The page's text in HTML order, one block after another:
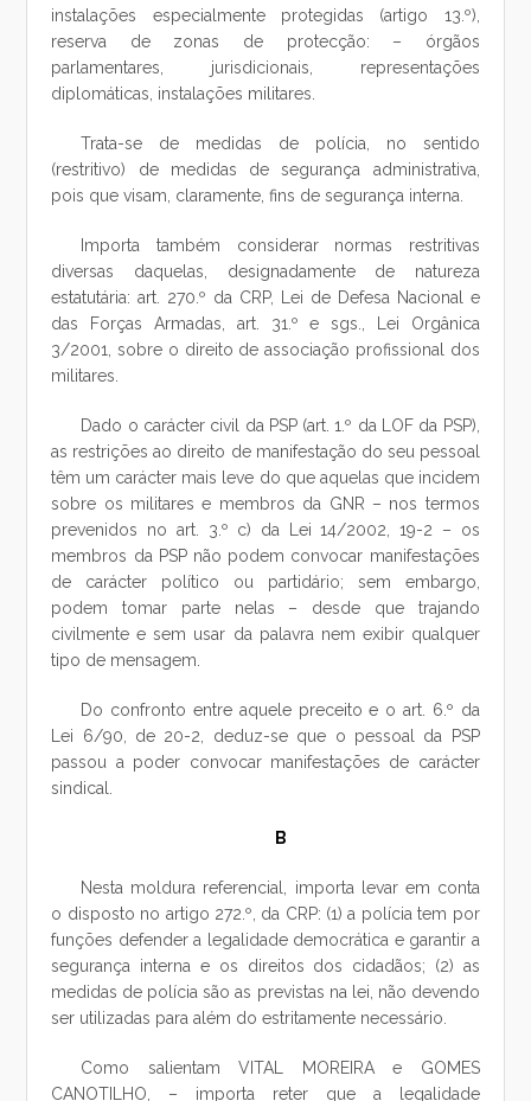
instalações especialmente protegidas (artigo 13.º),
reserva de zonas de protecção: – órgãos
parlamentares, jurisdicionais, representações
diplomáticas, instalações militares.
Trata-se de medidas de polícia, no sentido
(restritivo) de medidas de segurança administrativa,
pois que visam, claramente, fins de segurança interna.
Importa também considerar normas restritivas
diversas daquelas, designadamente de natureza
estatutária: art. 270.º da CRP, Lei de Defesa Nacional e
das Forças Armadas, art. 31.º e sgs., Lei Orgânica
3/2001, sobre o direito de associação profissional dos
militares.
Dado o carácter civil da PSP (art. 1.º da LOF da PSP),
as restrições ao direito de manifestação do seu pessoal
têm um carácter mais leve do que aquelas que incidem
sobre os militares e membros da GNR – nos termos
prevenidos no art. 3.º c) da Lei 14/2002, 19-2 – os
membros da PSP não podem convocar manifestações
de carácter político ou partidário; sem embargo,
podem tomar parte nelas – desde que trajando
civilmente e sem usar da palavra nem exibir qualquer
tipo de mensagem.
Do confronto entre aquele preceito e o art. 6.º da
Lei 6/90, de 20-2, deduz-se que o pessoal da PSP
passou a poder convocar manifestações de carácter
sindical.
B
Nesta moldura referencial, importa levar em conta
o disposto no artigo 272.º, da CRP: (1) a polícia tem por
funções defender a legalidade democrática e garantir a
segurança interna e os direitos dos cidadãos; (2) as
medidas de polícia são as previstas na lei, não devendo
ser utilizadas para além do estritamente necessário.
Como salientam VITAL MOREIRA e GOMES
CANOTILHO, – importa reter que a legalidade